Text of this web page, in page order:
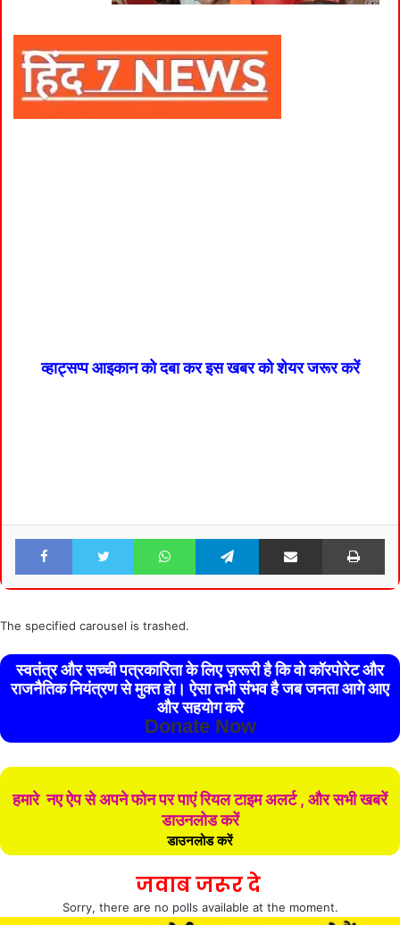
व्हाट्सप्प आइकान को दबा कर इस खबर को शेयर जरूर करें
Facebook Twitter WhatsApp Telegram Share via Email
The specified carousel is trashed.
स्वतंत्र और सच्ची पत्रकारिता के लिए ज़रूरी है कि वो कॉरपोरेट और
राजनैतिक नियंत्रण से मुक्त हो। ऐसा तभी संभव है जब जनता आगे आए
और सहयोग करे
Donate Now
हमारे नए ऐप से अपने फोन पर पाएं रियल टाइम अलर्ट , और सभी खबरें
डाउनलोड करें
डाउनलोड करें
जवाब जरूर दे
Sorry, there are no polls available at the moment.